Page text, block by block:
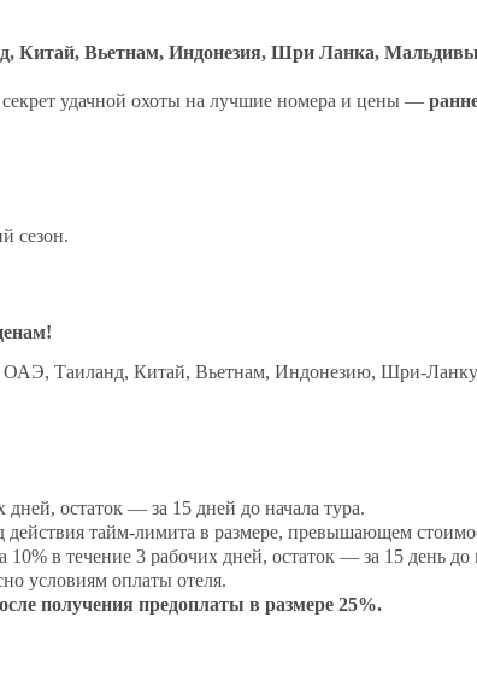
Оплата туров
Оценка качества обслуживания
Вебинары и семинары
Just eSIM
Китай, Вьетнам, Индонезия, Шри Ланка,
удачной охоты на лучшие номера и цены —
сезон.
ОАЭ, Таиланд, Китай, Вьетнам, Индонезию, Шри-
дней, остаток — за 15 дней до начала тура.
действия тайм-лимита в размере, превышающем
10% в течение 3 рабочих дней, остаток — за 15 день до
условиям оплаты отеля.
получения предоплаты в размере 25%.